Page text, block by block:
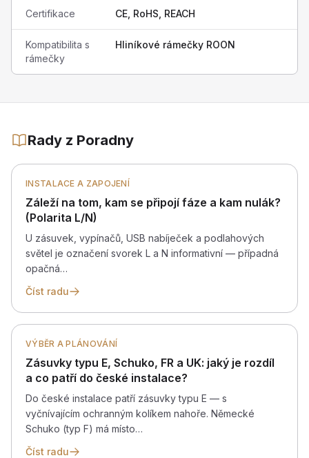
Certifikace CE, RoHS, REACH
Kompatibilita s
rámečky
Hliníkové rámečky ROON
Rady z Poradny
INSTALACE A ZAPOJENÍ
Záleží na tom, kam se připojí fáze a kam nulák?
(Polarita L/N)
U zásuvek, vypínačů, USB nabíječek a podlahových
světel je označení svorek L a N informativní — případná
opačná…
Číst radu
VÝBĚR A PLÁNOVÁNÍ
Zásuvky typu E, Schuko, FR a UK: jaký je rozdíl
a co patří do české instalace?
Do české instalace patří zásuvky typu E — s
vyčnívajícím ochranným kolíkem nahoře. Německé
Schuko (typ F) má místo…
Číst radu